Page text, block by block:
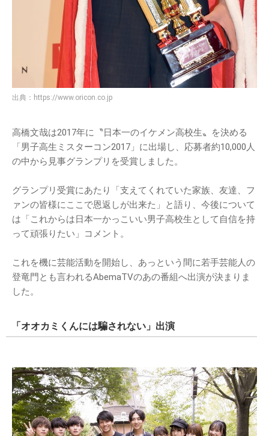
出典： https://www.oricon.co.jp
高橋文哉は2017年に〝日本一のイケメン高校生〟を決める
「男子高生ミスターコン2017」に出場し、応募者約10,000人
の中から見事グランプリを受賞しました。
グランプリ受賞にあたり「支えてくれていた家族、友達、フ
ァンの皆様にここで恩返しが出来た」と語り、今後について
は「これからは日本一かっこいい男子高校生として自信を持
って頑張りたい」コメント。
これを機に芸能活動を開始し、あっという間に若手芸能人の
登竜門とも言われるAbemaTVのあの番組へ出演が決まりま
した。
「オオカミくんには騙されない」出演